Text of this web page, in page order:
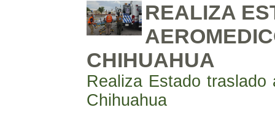
REALIZA
CHIHUAHUA
Realiza Estado
Chihuahua